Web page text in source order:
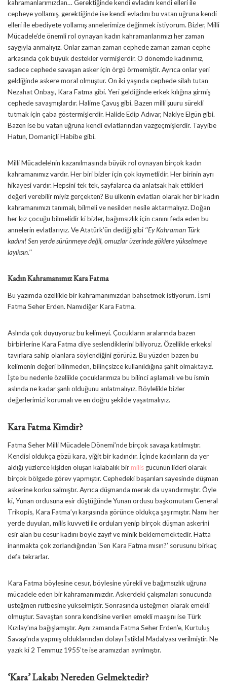
kahramanlarımızdan… Gerektiğinde kendi evladını kendi elleri ile
cepheye yollamış, gerektiğinde ise kendi evladını bu vatan uğruna kendi
elleri ile ebediyete yollamış annelerimize değinmek istiyorum. Bizler, Milli
Mücadele’de önemli rol oynayan kadın kahramanlarımızı her zaman
saygıyla anmalıyız. Onlar zaman zaman cephede zaman zaman cephe
arkasında çok büyük destekler vermişlerdir. O dönemde kadınımız,
sadece cephede savaşan asker için örgü örmemiştir. Ayrıca onlar yeri
geldiğinde askere moral olmuştur. On iki yaşında cephede silah tutan
Nezahat Onbaşı, Kara Fatma gibi. Yeri geldiğinde erkek kılığına girmiş
cephede savaşmışlardır. Halime Çavuş gibi. Bazen milli şuuru sürekli
tutmak için çaba göstermişlerdir. Halide Edip Adıvar, Nakiye Elgün gibi.
Bazen ise bu vatan uğruna kendi evlatlarından vazgeçmişlerdir. Tayyibe
Hatun, Domaniçli Habibe gibi.
Milli Mücadele’nin kazanılmasında büyük rol oynayan birçok kadın
kahramanımız vardır. Her biri bizler için çok kıymetlidir. Her birinin ayrı
hikayesi vardır. Hepsini tek tek, sayfalarca da anlatsak hak ettikleri
değeri verebilir miyiz gerçekten? Bu ülkenin evlatları olarak her bir kadın
kahramanımızı tanımalı, bilmeli ve nesilden nesile aktarmalıyız. Doğan
her kız çocuğu bilmelidir ki bizler, bağımsızlık için canını feda eden bu
annelerin evlatlarıyız. Ve Atatürk’ün dediği gibi ‘‘Ey Kahraman Türk
kadını! Sen yerde sürünmeye değil, omuzlar üzerinde göklere yükselmeye
layıksın.’’
Kadın Kahramanımız Kara Fatma
Bu yazımda özellikle bir kahramanımızdan bahsetmek istiyorum. İsmi
Fatma Seher Erden. Namıdiğer Kara Fatma.
Aslında çok duyuyoruz bu kelimeyi. Çocukların aralarında bazen
birbirlerine Kara Fatma diye seslendiklerini biliyoruz. Özellikle erkeksi
tavırlara sahip olanlara söylendiğini görürüz. Bu yüzden bazen bu
kelimenin değeri bilinmeden, bilinçsizce kullanıldığına şahit olmaktayız.
İşte bu nedenle özellikle çocuklarımıza bu bilinci aşılamalı ve bu ismin
aslında ne kadar şanlı olduğunu anlatmalıyız. Böylelikle bizler
değerlerimizi korumalı ve en doğru şekilde yaşatmalıyız.
Kara Fatma Kimdir?
Fatma Seher Milli Mücadele Dönemi’nde birçok savaşa katılmıştır.
Kendisi oldukça gözü kara, yiğit bir kadındır. İçinde kadınların da yer
aldığı yüzlerce kişiden oluşan kalabalık bir milis gücünün lideri olarak
birçok bölgede görev yapmıştır. Cephedeki başarıları sayesinde düşman
askerine korku salmıştır. Ayrıca düşmanda merak da uyandırmıştır. Öyle
ki, Yunan ordusuna esir düştüğünde Yunan ordusu başkomutanı General
Trikopis, Kara Fatma’yı karşısında görünce oldukça şaşırmıştır. Namı her
yerde duyulan, milis kuvveti ile orduları yenip birçok düşman askerini
esir alan bu cesur kadını böyle zayıf ve minik beklememektedir. Hatta
inanmakta çok zorlandığından ‘Sen Kara Fatma mısın?’ sorusunu birkaç
defa tekrarlar.
Kara Fatma böylesine cesur, böylesine yürekli ve bağımsızlık uğruna
mücadele eden bir kahramanımızdır. Askerdeki çalışmaları sonucunda
üsteğmen rütbesine yükselmiştir. Sonrasında üsteğmen olarak emekli
olmuştur. Savaştan sonra kendisine verilen emekli maaşını ise Türk
Kızılay’ına bağışlamıştır. Aynı zamanda Fatma Seher Erden’e, Kurtuluş
Savaşı’nda yapmış olduklarından dolayı İstiklal Madalyası verilmiştir. Ne
yazık ki 2 Temmuz 1955’te ise aramızdan ayrılmıştır.
‘Kara’ Lakabı Nereden Gelmektedir?